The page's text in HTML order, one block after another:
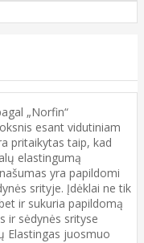
„Norfin“
esant vidutiniam
pritaikytas taip, kad
elastingumą
yra papildomi
srityje. Įdėklai ne tik
ir sukuria papildomą
ir sėdynės srityse
Elastingas juosmuo